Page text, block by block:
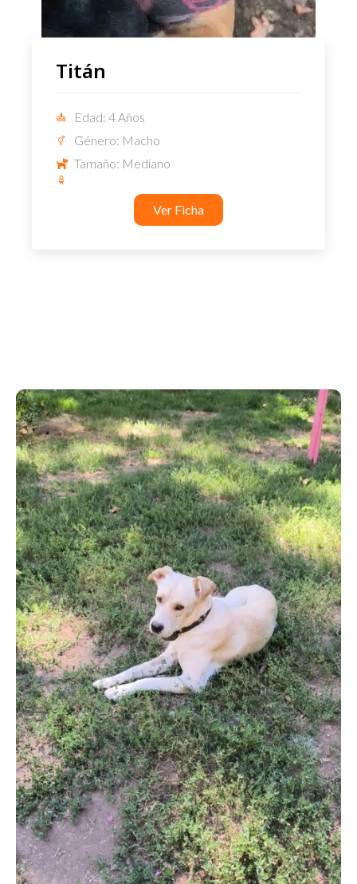
Titán
Edad: 4 Años
Género: Macho
Tamaño: Mediano
Ver Ficha